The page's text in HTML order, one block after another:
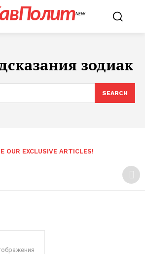
NEW
зодиак
SEARCH
OUR EXCLUSIVE ARTICLES!